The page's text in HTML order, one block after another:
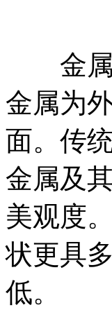
金属
金属为
面。传
金属及
美观度
状更具
低。